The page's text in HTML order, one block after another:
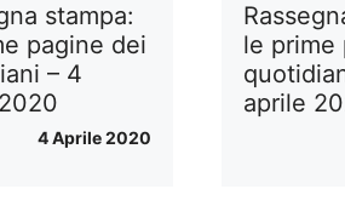
stampa:
pagine dei
– 4
4 Aprile 2020
le prime
aprile